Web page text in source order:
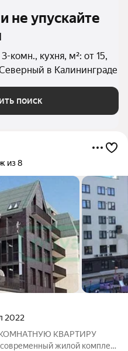
не упускайте
комн., кухня, м²: от 15,
в Калининграде
поиск
из 8
2022
КВАРТИРУ
жилой комплекс